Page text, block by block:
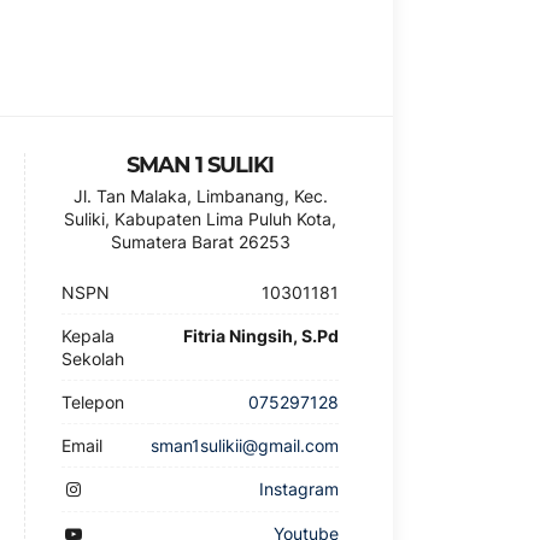
SMAN 1 SULIKI
Jl. Tan Malaka, Limbanang, Kec.
Suliki, Kabupaten Lima Puluh Kota,
Sumatera Barat 26253
NSPN 10301181
Kepala
Sekolah
Fitria Ningsih, S.Pd
Telepon 075297128
Email sman1sulikii@gmail.com
Instagram
Youtube